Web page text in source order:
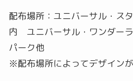
配布場所：ユニバーサル・ス
内 ユニバーサル・ワンダーラ
パーク他
※配布場所によってデザイン